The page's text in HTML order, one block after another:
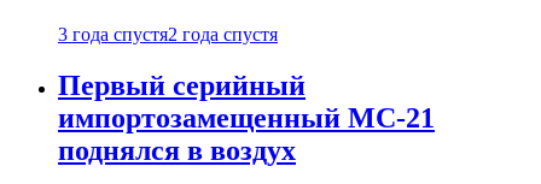
3 года спустя2 года спустя
Первый серийный
импортозамещенный МС-21
поднялся в воздух